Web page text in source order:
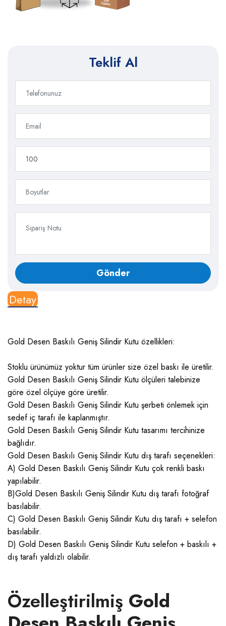
Teklif Al
Detay
Gold Desen Baskılı Geniş Silindir Kutu özellikleri:
Stoklu ürünümüz yoktur tüm ürünler size özel baskı ile üretilir.
Gold Desen Baskılı Geniş Silindir Kutu ölçüleri talebinize
göre özel ölçüye göre üretilir.
Gold Desen Baskılı Geniş Silindir Kutu şerbeti önlemek için
sedef iç tarafı ile kaplanmıştır.
Gold Desen Baskılı Geniş Silindir Kutu tasarımı tercihinize
bağlıdır.
Gold Desen Baskılı Geniş Silindir Kutu dış tarafı seçenekleri:
A) Gold Desen Baskılı Geniş Silindir Kutu çok renkli baskı
yapılabilir.
B)Gold Desen Baskılı Geniş Silindir Kutu dış tarafı fotoğraf
basılabilir.
C) Gold Desen Baskılı Geniş Silindir Kutu dış tarafı + selefon
basılabilir.
D) Gold Desen Baskılı Geniş Silindir Kutu selefon + baskılı +
dış tarafı yaldızlı olabilir.
Özelleştirilmiş Gold